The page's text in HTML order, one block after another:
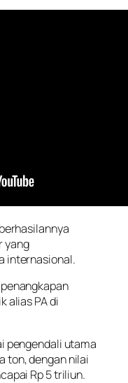
yang
internasional.
alias PA di
pengendali utama
ton, dengan nilai
Rp 5 triliun.